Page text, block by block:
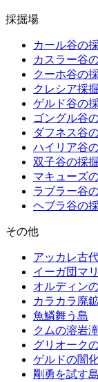
採掘場
カール谷の
カスラー谷
クーホ谷の
クレシア採
ゲルド谷の
ゴングル谷
ダフネス谷
ハイリア谷
双子谷の採
マキューズ
ラブラー谷
ヘブラ谷の
その他
アッカレ古
イーガ団マ
オルディン
カラカラ廃
魚鱗舞う島
クムの溶岩滝
グリオーク
ゲルドの闇
剛勇を試す島